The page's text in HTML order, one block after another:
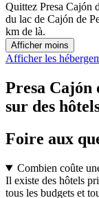
Quittez Presa Cajón
du lac de Cajón de
km de là.
Afficher moins
Afficher les
Presa Cajón
sur des
Foire aux
Combien coûte
Il existe des hôtels
tous les budgets et